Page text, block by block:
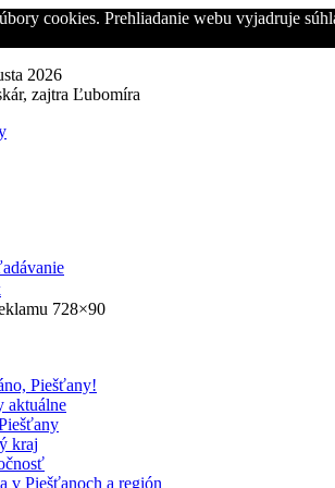
cookies. Prehliadanie webu vyjadruje
2026
zajtra Ľubomíra
Piešťany!
aktuálne
kraj
v Piešťanoch a región